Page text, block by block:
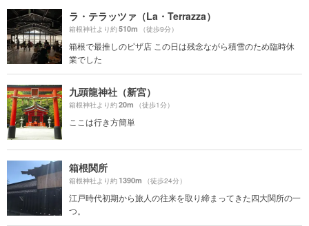
ラ・テラッツァ（La・Terrazza）
箱根神社より約510m （徒歩9分）
箱根で最推しのピザ店 この日は残念ながら積雪のため臨時休
業でした
九頭龍神社（新宮）
箱根神社より約20m （徒歩1分）
ここは行き方簡単
箱根関所
箱根神社より約1390m （徒歩24分）
江戸時代初期から旅人の往来を取り締まってきた四大関所の一
つ。